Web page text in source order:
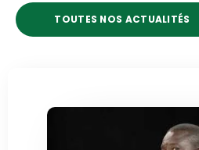
TOUTES NOS ACTUALITÉS